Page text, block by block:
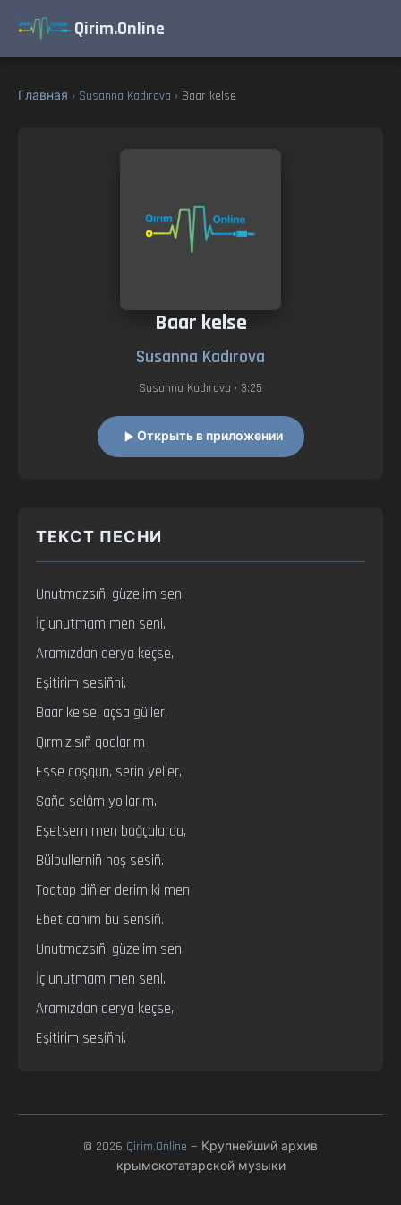
Qirim.Online
Главная › Susanna Kadırova › Baar kelse
Baar kelse
Susanna Kadırova
Susanna Kadırova • 3:25
Открыть в приложении
ТЕКСТ ПЕСНИ
Unutmazsıñ, güzelim sen.
İç unutmam men seni.
Aramızdan derya keçse,
Eşitirim sesiñni.
Baar kelse, açsa güller,
Qırmızısıñ qoqlarım
Esse coşqun, serin yeller,
Saña selâm yollarım.
Eşetsem men bağçalarda,
Bülbullerniñ hoş sesiñ.
Toqtap diñler derim ki men
Ebet canım bu sensiñ.
Unutmazsıñ, güzelim sen.
İç unutmam men seni.
Aramızdan derya keçse,
Eşitirim sesiñni.
© 2026 Qirim.Online — Крупнейший архив
крымскотатарской музыки